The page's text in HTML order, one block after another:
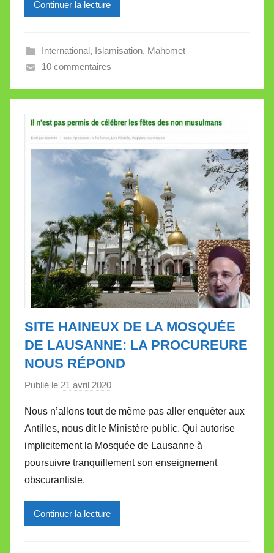
i
l
e
V
l
t
t
e
Continuer la lecture
International, Islamisation, Mahomet
10 commentaires
SITE HAINEUX DE LA MOSQUÉE
DE LAUSANNE: LA PROCUREURE
NOUS RÉPOND
Publié le 21 avril 2020
r
M
i
r
l
Nous n’allons tout de même pas aller enquêter aux
Antilles, nous dit le Ministère public. Qui autorise
implicitement la Mosquée de Lausanne à
poursuivre tranquillement son enseignement
obscurantiste.
Continuer la lecture